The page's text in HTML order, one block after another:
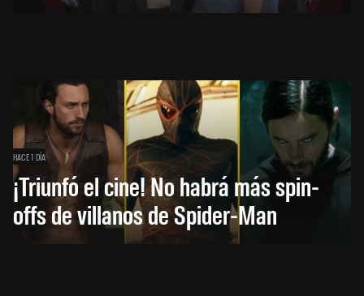
HACE 1 DÍA
¡Triunfó el cine! No habrá más spin-
offs de villanos de Spider-Man